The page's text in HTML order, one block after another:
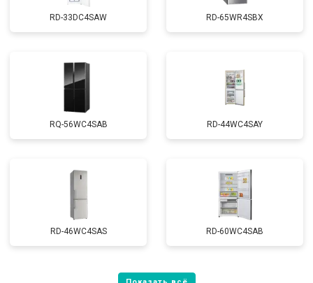
RD-33DC4SAW RD-65WR4SBX
RQ-56WC4SAB RD-44WC4SAY
RD-46WC4SAS RD-60WC4SAB